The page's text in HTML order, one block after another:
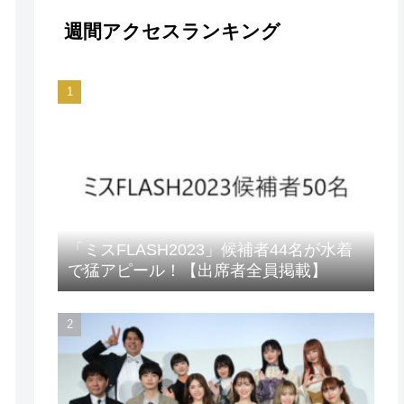
週間アクセスランキング
「ミスFLASH2023」候補者44名が水着
で猛アピール！【出席者全員掲載】